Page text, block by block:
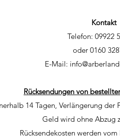
Kontakt
Telefon: 09922
oder 0160
E-Mail:
Rücksendungen von
14 Tagen, Verlängerung der
Geld wird ohne Abzug
Rücksendekosten werden